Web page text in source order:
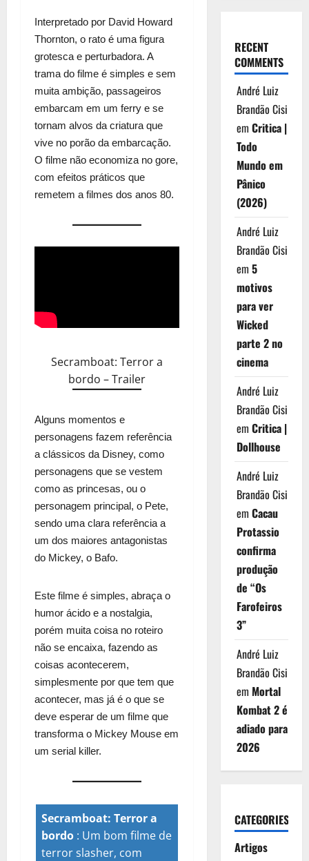
Interpretado por David Howard
Thornton, o rato é uma figura
grotesca e perturbadora. A
trama do filme é simples e sem
muita ambição, passageiros
embarcam em um ferry e se
tornam alvos da criatura que
vive no porão da embarcação.
O filme não economiza no gore,
com efeitos práticos que
remetem a filmes dos anos 80.
Secramboat: Terror a
bordo – Trailer
Alguns momentos e
personagens fazem referência
a clássicos da Disney, como
personagens que se vestem
como as princesas, ou o
personagem principal, o Pete,
sendo uma clara referência a
um dos maiores antagonistas
do Mickey, o Bafo.
Este filme é simples, abraça o
humor ácido e a nostalgia,
porém muita coisa no roteiro
não se encaixa, fazendo as
coisas acontecerem,
simplesmente por que tem que
acontecer, mas já é o que se
deve esperar de um filme que
transforma o Mickey Mouse em
um serial killer.
Secramboat: Terror a
bordo : Um bom filme de
terror slasher, com
RECENT
COMMENTS
André Luiz
Brandão Cisi
em Critica |
Todo
Mundo em
Pânico
(2026)
André Luiz
Brandão Cisi
em 5
motivos
para ver
Wicked
parte 2 no
cinema
André Luiz
Brandão Cisi
em Critica |
Dollhouse
André Luiz
Brandão Cisi
em Cacau
Protassio
confirma
produção
de “Os
Farofeiros
3”
André Luiz
Brandão Cisi
em Mortal
Kombat 2 é
adiado para
2026
CATEGORIES
Artigos